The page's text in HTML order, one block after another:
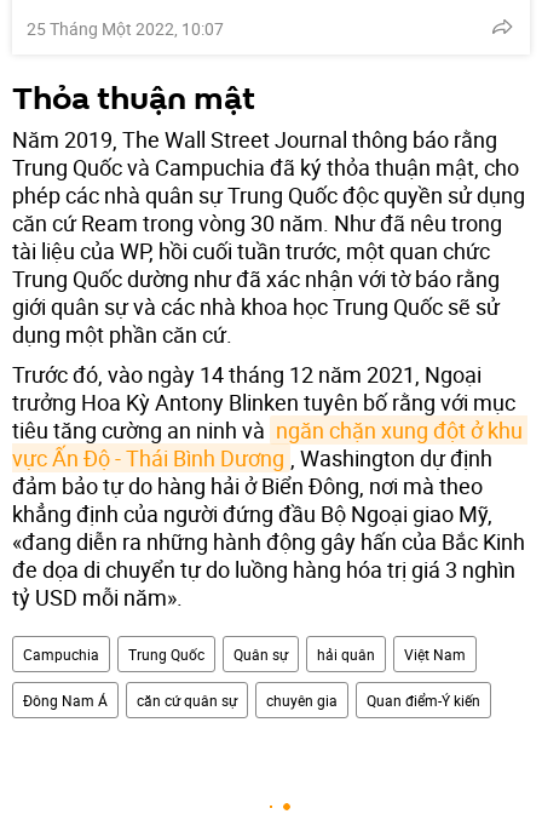
25 Tháng Một 2022, 10:07
Thỏa thuận mật
Năm 2019, The Wall Street Journal thông báo rằng
Trung Quốc và Campuchia đã ký thỏa thuận mật, cho
phép các nhà quân sự Trung Quốc độc quyền sử dụng
căn cứ Ream trong vòng 30 năm. Như đã nêu trong
tài liệu của WP, hồi cuối tuần trước, một quan chức
Trung Quốc dường như đã xác nhận với tờ báo rằng
giới quân sự và các nhà khoa học Trung Quốc sẽ sử
dụng một phần căn cứ.
Trước đó, vào ngày 14 tháng 12 năm 2021, Ngoại
trưởng Hoa Kỳ Antony Blinken tuyên bố rằng với mục
tiêu tăng cường an ninh và ngăn chặn xung đột ở khu
vực Ấn Độ - Thái Bình Dương , Washington dự định
đảm bảo tự do hàng hải ở Biển Đông, nơi mà theo
khẳng định của người đứng đầu Bộ Ngoại giao Mỹ,
«đang diễn ra những hành động gây hấn của Bắc Kinh
đe dọa di chuyển tự do luồng hàng hóa trị giá 3 nghìn
tỷ USD mỗi năm».
Campuchia Trung Quốc Quân sự hải quân Việt Nam
Đông Nam Á căn cứ quân sự chuyên gia Quan điểm-Ý kiến